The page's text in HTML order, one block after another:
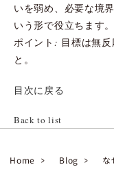
いを弱め、必要な境
いう形で役立ちます。
ポイント: 目標は無
と。
目次に戻る
Back to list
Home Blog な